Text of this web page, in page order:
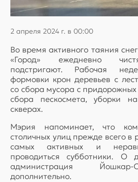
2 апреля 2024 г. в 00:00
Во время активного таяния
«Город» ежедневно
подстригают. Рабочая
формовки крон деревьев с
со сбора мусора с придорожных
сбора пескосмета, уборки
скверах.
Мэрия напоминает, что
столичных улиц прежде всего в
самых активных и
проводиться субботники. О
администрация
дополнительно.